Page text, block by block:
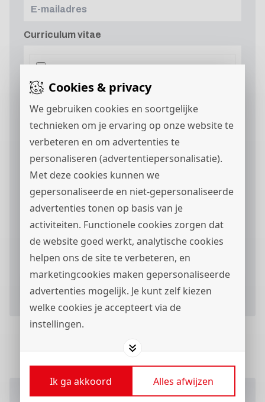
Cookies & privacy
We gebruiken cookies en soortgelijke
technieken om je ervaring op onze website te
verbeteren en om advertenties te
personaliseren (advertentiepersonalisatie).
Met deze cookies kunnen we
gepersonaliseerde en niet-gepersonaliseerde
advertenties tonen op basis van je
activiteiten. Functionele cookies zorgen dat
de website goed werkt, analytische cookies
helpen ons de site te verbeteren, en
marketingcookies maken gepersonaliseerde
advertenties mogelijk. Je kunt zelf kiezen
welke cookies je accepteert via de
instellingen.
Ik ga akkoord Alles afwijzen
Curriculum vitae
Motivatie
Ik ga akkoord met hetprivacystatement en ik
wil berichten via
ontvangen.
Verstuur je sollicitatieformulier